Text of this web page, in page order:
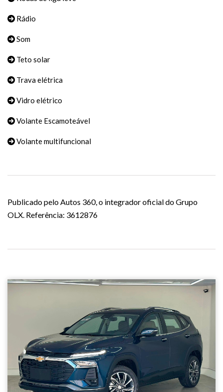
Rádio
Som
Teto solar
Trava elétrica
Vidro elétrico
Volante Escamoteável
Volante multifuncional
Publicado pelo Autos 360, o integrador oficial do Grupo
OLX. Referência: 3612876